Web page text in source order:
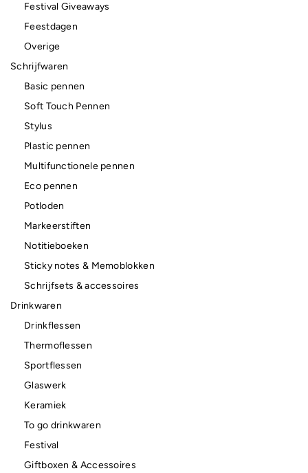
Festival Giveaways
Feestdagen
Overige
Schrijfwaren
Basic pennen
Soft Touch Pennen
Stylus
Plastic pennen
Multifunctionele pennen
Eco pennen
Potloden
Markeerstiften
Notitieboeken
Sticky notes & Memoblokken
Schrijfsets & accessoires
Drinkwaren
Drinkflessen
Thermoflessen
Sportflessen
Glaswerk
Keramiek
To go drinkwaren
Festival
Giftboxen & Accessoires